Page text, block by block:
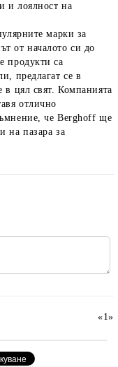
и лоялност на
марки за
от началото си до
продукти са
предлагат се в
в цял свят. Компанията
отлично
че Berghoff ще
на пазара за
«1»